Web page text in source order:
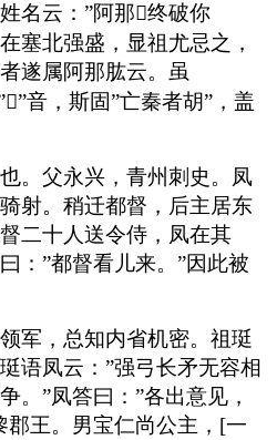
名云：”阿那终破你
塞北强盛，显祖尤忌之，
遂属阿那肱云。虽
音，斯固”亡秦者胡”，盖
。父永兴，青州刺史。凤
射。稍迁都督，后主居东
二十人送令侍，凤在其
：”都督看儿来。”因此被
军，总知内省机密。祖珽
语凤云：”强弓长矛无容相
。”凤答曰：”各出意见，
郡王。男宝仁尚公主，[一